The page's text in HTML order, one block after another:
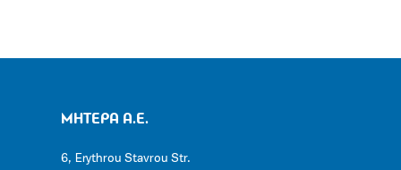
ΜΗΤΕΡΑ Α.Ε.
6, Erythrou Stavrou Str.